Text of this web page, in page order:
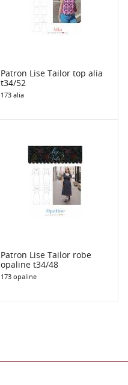
Patron Lise Tailor top alia
t34/52
173 alia
Patron Lise Tailor robe
opaline t34/48
173 opaline